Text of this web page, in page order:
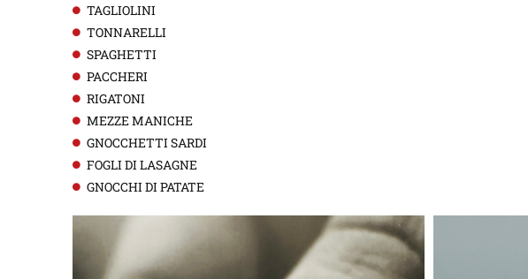
TAGLIOLINI
TONNARELLI
SPAGHETTI
PACCHERI
RIGATONI
MEZZE MANICHE
GNOCCHETTI SARDI
FOGLI DI LASAGNE
GNOCCHI DI PATATE